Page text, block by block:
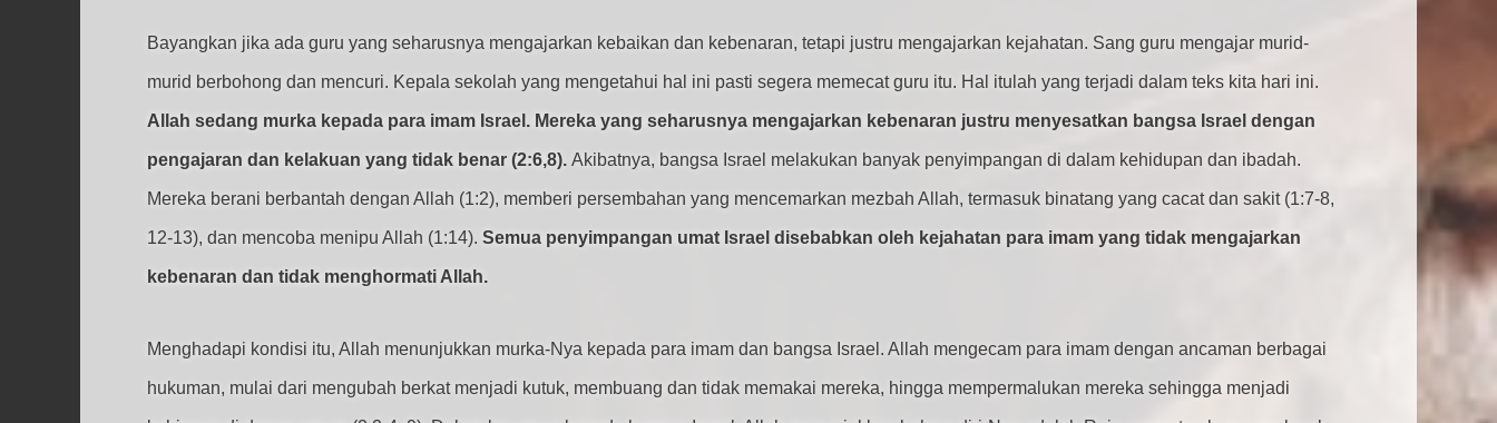
Bayangkan jika ada guru yang seharusnya mengajarkan kebaikan dan kebenaran, tetapi justru mengajarkan kejahatan. Sang guru mengajar murid-
murid berbohong dan mencuri. Kepala sekolah yang mengetahui hal ini pasti segera memecat guru itu. Hal itulah yang terjadi dalam teks kita hari ini.
Allah sedang murka kepada para imam Israel. Mereka yang seharusnya mengajarkan kebenaran justru menyesatkan bangsa Israel dengan
pengajaran dan kelakuan yang tidak benar (2:6,8). Akibatnya, bangsa Israel melakukan banyak penyimpangan di dalam kehidupan dan ibadah.
Mereka berani berbantah dengan Allah (1:2), memberi persembahan yang mencemarkan mezbah Allah, termasuk binatang yang cacat dan sakit (1:7-8,
12-13), dan mencoba menipu Allah (1:14). Semua penyimpangan umat Israel disebabkan oleh kejahatan para imam yang tidak mengajarkan
kebenaran dan tidak menghormati Allah.
Menghadapi kondisi itu, Allah menunjukkan murka-Nya kepada para imam dan bangsa Israel. Allah mengecam para imam dengan ancaman berbagai
hukuman, mulai dari mengubah berkat menjadi kutuk, membuang dan tidak memakai mereka, hingga mempermalukan mereka sehingga menjadi